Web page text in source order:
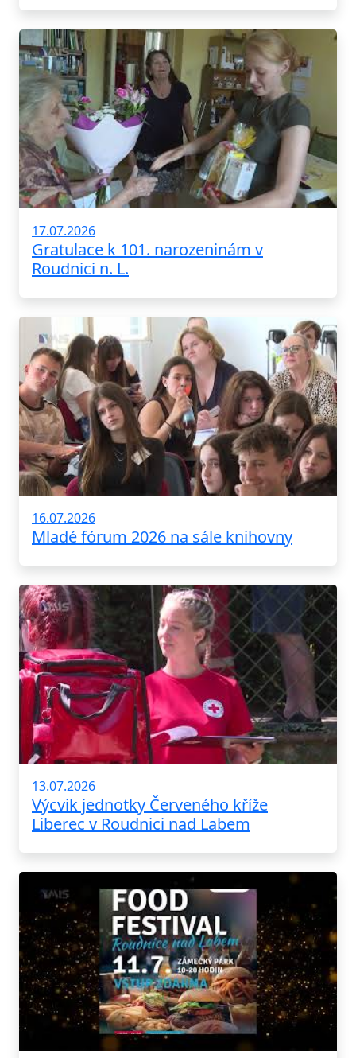
17.07.2026
Gratulace k 101. narozeninám v
Roudnici n. L.
16.07.2026
Mladé fórum 2026 na sále knihovny
13.07.2026
Výcvik jednotky Červeného kříže
Liberec v Roudnici nad Labem